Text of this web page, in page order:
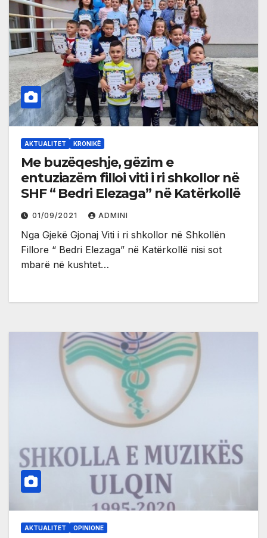
AKTUALITET KRONIKË
Me buzëqeshje, gëzim e
entuziazëm filloi viti i ri shkollor në
SHF “ Bedri Elezaga” në Katërkollë
01/09/2021 ADMINI
Nga Gjekë Gjonaj Viti i ri shkollor në Shkollën
Fillore “ Bedri Elezaga” në Katërkollë nisi sot
mbarë në kushtet…
AKTUALITET OPINIONE